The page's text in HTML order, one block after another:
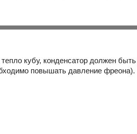
кубу, конденсатор должен
повышать давление